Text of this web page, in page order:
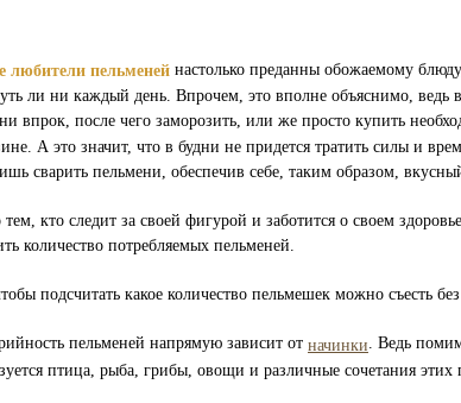
любители пельменей настолько преданны обожаемому
ли ни каждый день. Впрочем, это вполне объяснимо,
впрок, после чего заморозить, или же просто купить
А это значит, что в будни не придется тратить силы и
сварить пельмени, обеспечив себе, таким образом,
кто следит за своей фигурой и заботится о своем
количество потребляемых пельменей.
подсчитать какое количество пельмешек можно съесть
пельменей напрямую зависит от начинки. Ведь
птица, рыба, грибы, овощи и различные сочетания этих